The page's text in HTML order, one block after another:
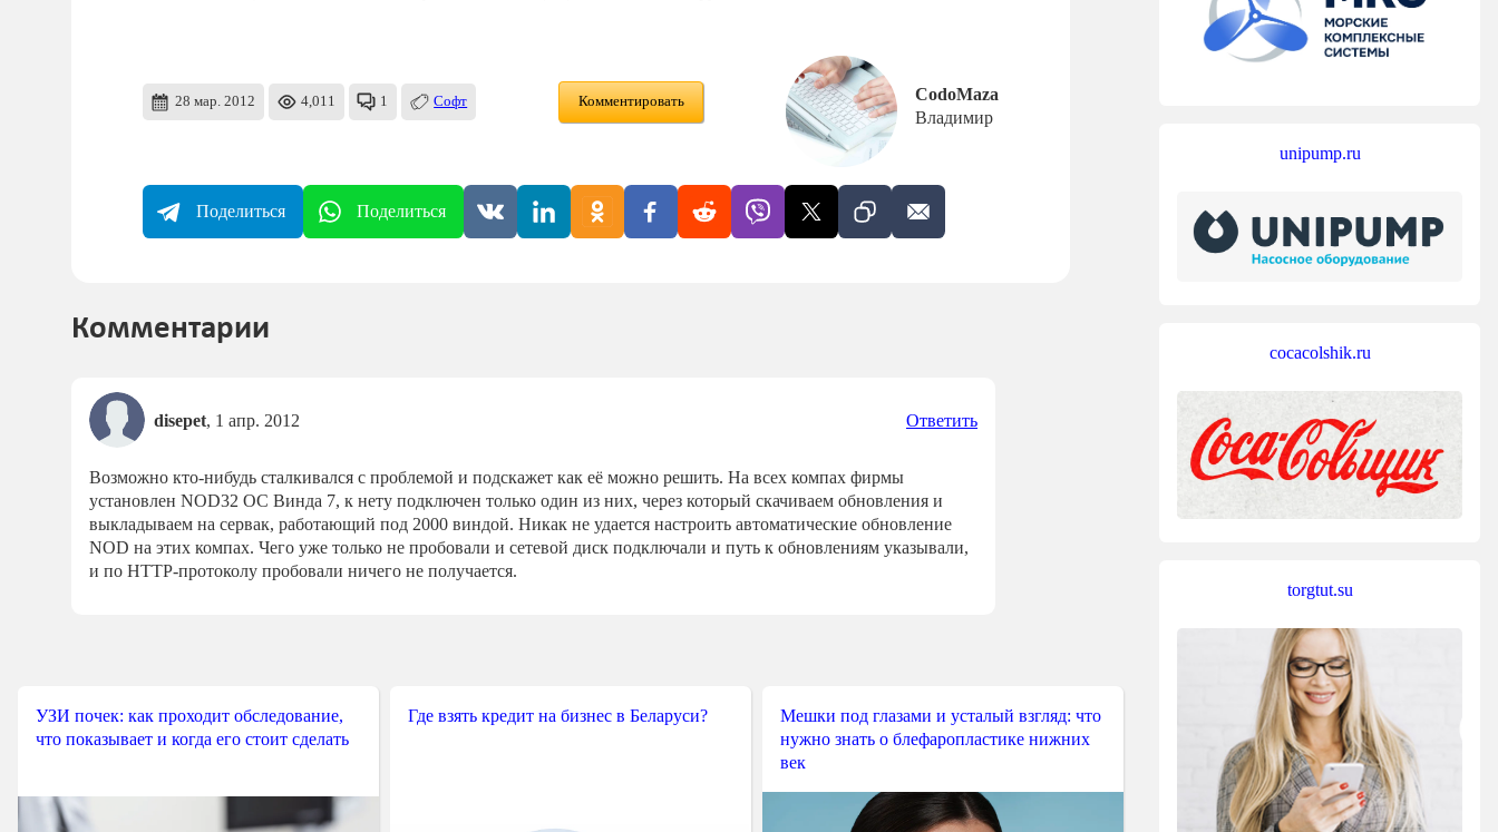
28 мар. 2012 4,011 1 Софт Комментировать
CodoMaza
Владимир
Поделиться Поделиться
Комментарии
disepet, 1 апр. 2012 Ответить
Возможно кто-нибудь сталкивался с проблемой и подскажет как её можно решить. На всех компах фирмы
установлен NOD32 ОС Винда 7, к нету подключен только один из них, через который скачиваем обновления и
выкладываем на сервак, работающий под 2000 виндой. Никак не удается настроить автоматические обновление
NOD на этих компах. Чего уже только не пробовали и сетевой диск подключали и путь к обновлениям указывали,
и по HTTP-протоколу пробовали ничего не получается.
УЗИ почек: как проходит обследование,
что показывает и когда его стоит сделать
Где взять кредит на бизнес в Беларуси?
Мешки под глазами и усталый взгляд: что
нужно знать о блефаропластике нижних
век
unipump.ru
cocacolshik.ru
torgtut.su